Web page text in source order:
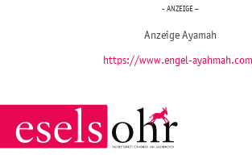
- ANZEIGE –
Anzeige Ayamah
https://www.engel-